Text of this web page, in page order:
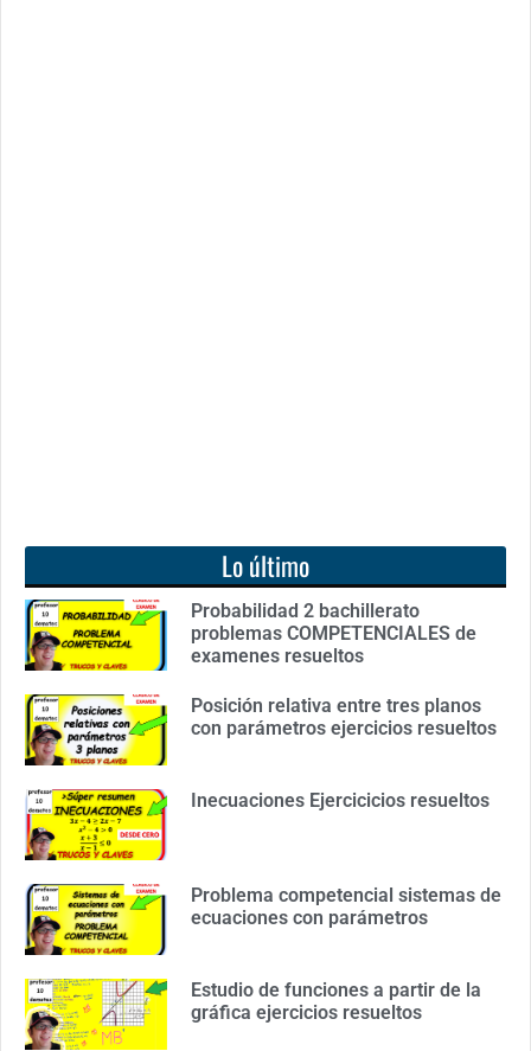
Lo último
Probabilidad 2 bachillerato
problemas COMPETENCIALES de
examenes resueltos
Posición relativa entre tres planos
con parámetros ejercicios resueltos
Inecuaciones Ejercicicios resueltos
Problema competencial sistemas de
ecuaciones con parámetros
Estudio de funciones a partir de la
gráfica ejercicios resueltos